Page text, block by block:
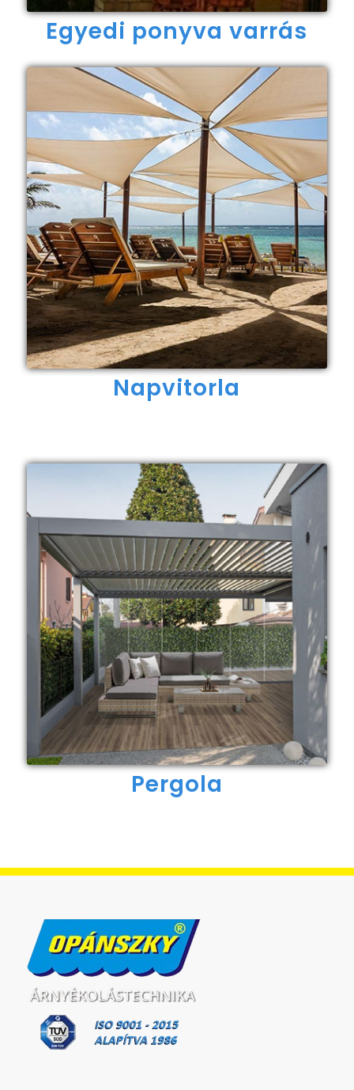
Egyedi ponyva varrás
Napvitorla
Pergola